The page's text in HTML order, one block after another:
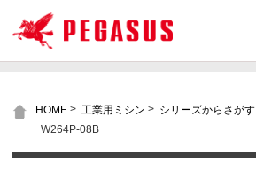
HOME > 工業用ミシン > シリーズからさがす
W264P-08B